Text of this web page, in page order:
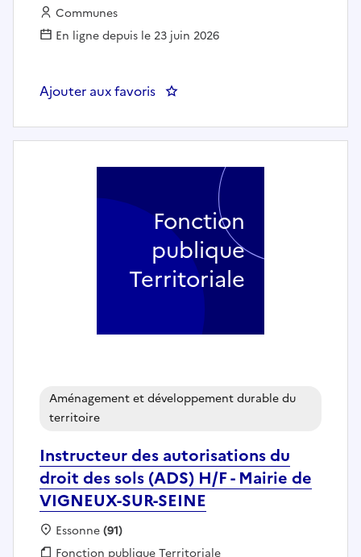
Employeur :
Communes
En ligne depuis le 23 juin 2026
Ajouter aux favoris : Chargé de projets en
Instructeur des autorisations du
droit des sols (ADS) H/F - Mairie de
VIGNEUX-SUR-SEINE
Aménagement et développement durable du
territoire
Localisation :
Essonne(91)
Fonction publique :
Fonction publique Territoriale
Fonction
publique
Territoriale